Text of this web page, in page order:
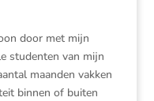
door met mijn
studenten van mijn
maanden vakken
binnen of buiten